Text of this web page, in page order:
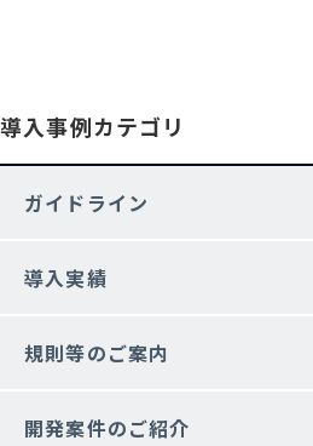
導入事例カテゴリ
ガイドライン
導入実績
規則等のご案内
開発案件のご紹介